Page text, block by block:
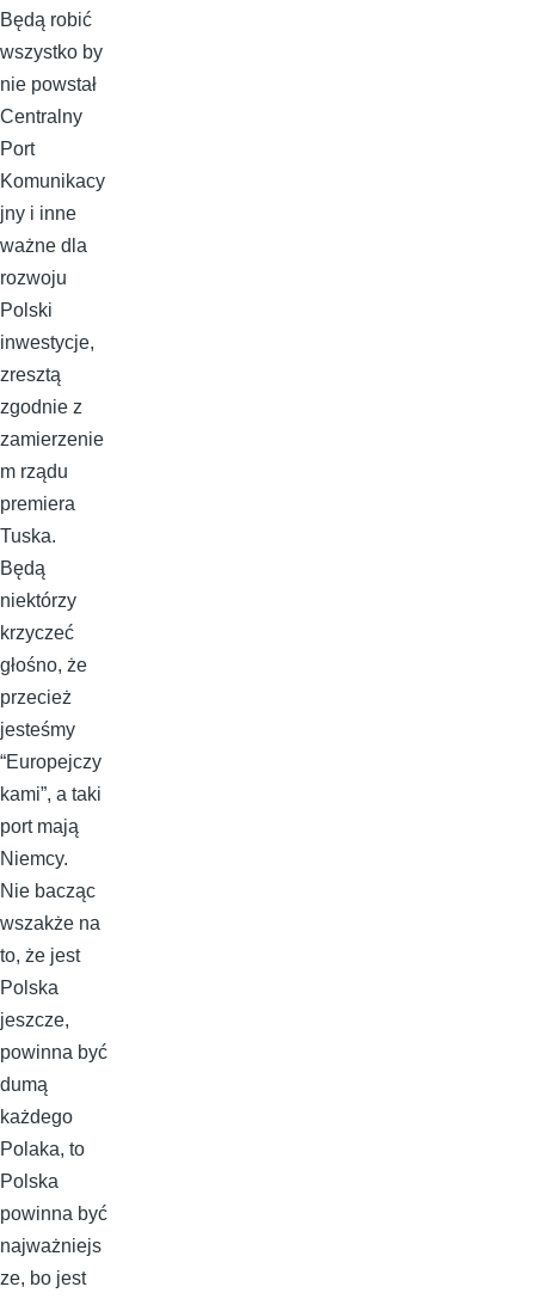
Będą robić
wszystko by
nie powstał
Centralny
Port
Komunikacy
jny i inne
ważne dla
rozwoju
Polski
inwestycje,
zresztą
zgodnie z
zamierzenie
m rządu
premiera
Tuska.
Będą
niektórzy
krzyczeć
głośno, że
przecież
jesteśmy
“Europejczy
kami”, a taki
port mają
Niemcy.
Nie bacząc
wszakże na
to, że jest
Polska
jeszcze,
powinna być
dumą
każdego
Polaka, to
Polska
powinna być
najważniejs
ze, bo jest